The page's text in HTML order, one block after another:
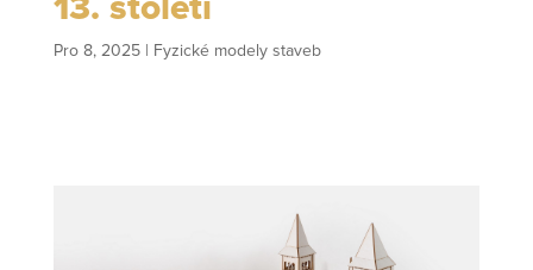
13. století
Pro 8, 2025| Fyzické modely staveb